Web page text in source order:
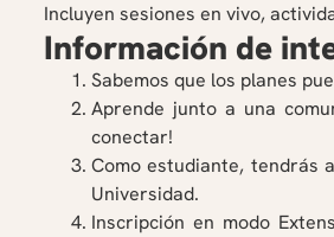
Incluyen sesiones en vivo,
Información de
Sabemos que los planes
Aprende junto a una
conectar!
Como estudiante, tendrás
Universidad.
Inscripción en modo